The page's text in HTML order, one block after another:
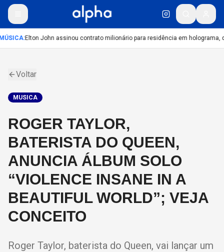
:Elton John assinou contrato milionário para residência em holograma,
Voltar
MUSICA
ROGER TAYLOR,
BATERISTA DO QUEEN,
ANUNCIA ÁLBUM SOLO
“VIOLENCE INSANE IN A
BEAUTIFUL WORLD”; VEJA
CONCEITO
Roger Taylor, baterista do Queen, vai lançar um